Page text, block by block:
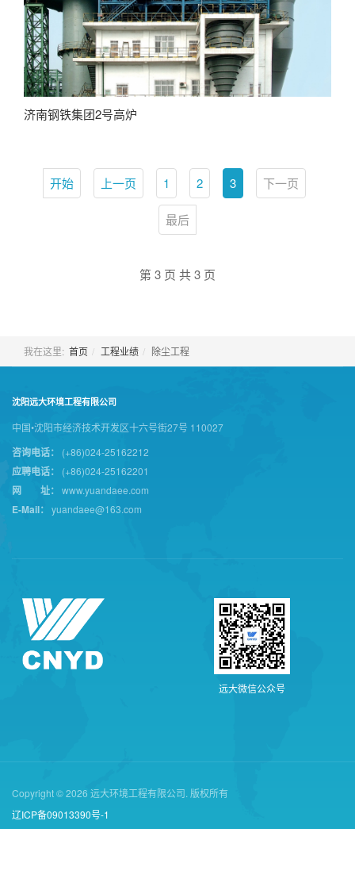
济南钢铁集团2号高炉
开始 上一页 1 2 3 下一页
最后
第 3 页 共 3 页
我在这里: 首页 工程业绩 除尘工程
沈阳远大环境工程有限公司
中国•沈阳市经济技术开发区十六号街27号 110027
咨询电话： (+86)024-25162212
应聘电话： (+86)024-25162201
网 址： www.yuandaee.com
E-Mail： yuandaee@163.com
远大微信公众号
Copyright © 2026 远大环境工程有限公司. 版权所有
辽ICP备09013390号-1